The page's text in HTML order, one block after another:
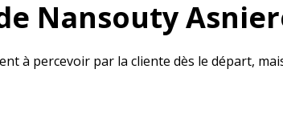
Nansouty
à percevoir par la cliente dès le départ,